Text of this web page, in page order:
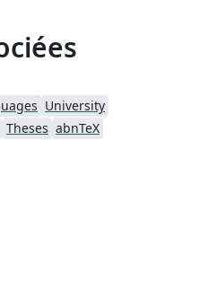
University
Theses abnTeX